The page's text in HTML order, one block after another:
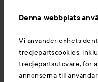
Denna webbplats
Vi använder
tredjepartscookies,
tredjepartsutövare, för
annonserna till
Du kanske också